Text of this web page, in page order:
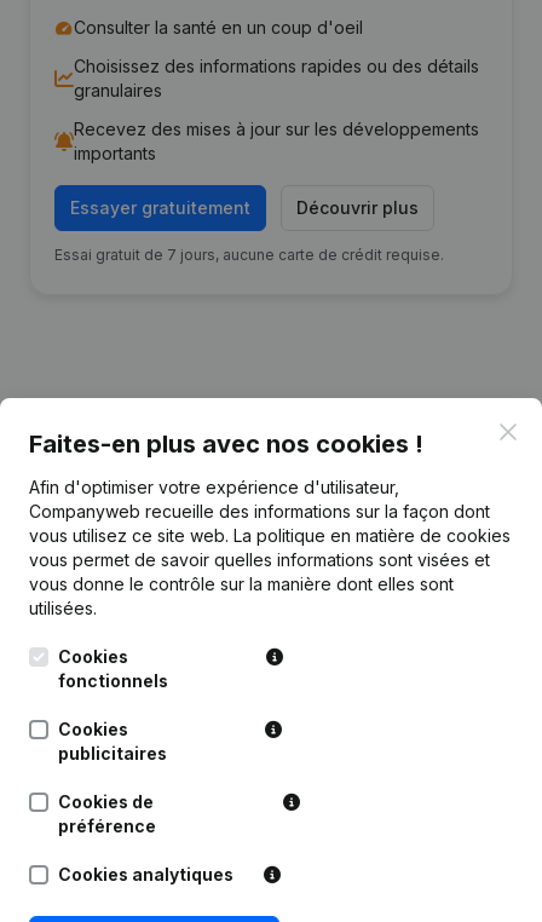
Consulter la santé en un coup d'oeil
Choisissez des informations rapides ou des détails
granulaires
Recevez des mises à jour sur les développements
importants
Essayer gratuitement Découvrir plus
Essai gratuit de 7 jours, aucune carte de crédit requise.
Date Publication
30-06-2026 Siège Social(NL)
23-12-2022
Rubrique Constitution (Nouvelle
Questions fréquemment posées
Faites-en plus avec nos cookies !
Afin d'optimiser votre expérience d'utilisateur,
Companyweb recueille des informations sur la façon dont
vous utilisez ce site web. La politique en matière de cookies
vous permet de savoir quelles informations sont visées et
vous donne le contrôle sur la manière dont elles sont
utilisées.
Cookies
fonctionnels
Cookies
publicitaires
Cookies de
préférence
Cookies analytiques